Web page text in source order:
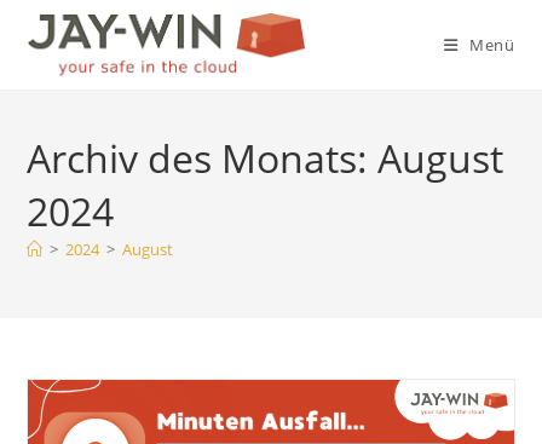
Inhalt
springen
Menü
Archiv des Monats: August
2024
> 2024 > August